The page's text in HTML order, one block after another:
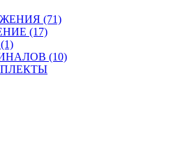
(71)
(17)
(10)